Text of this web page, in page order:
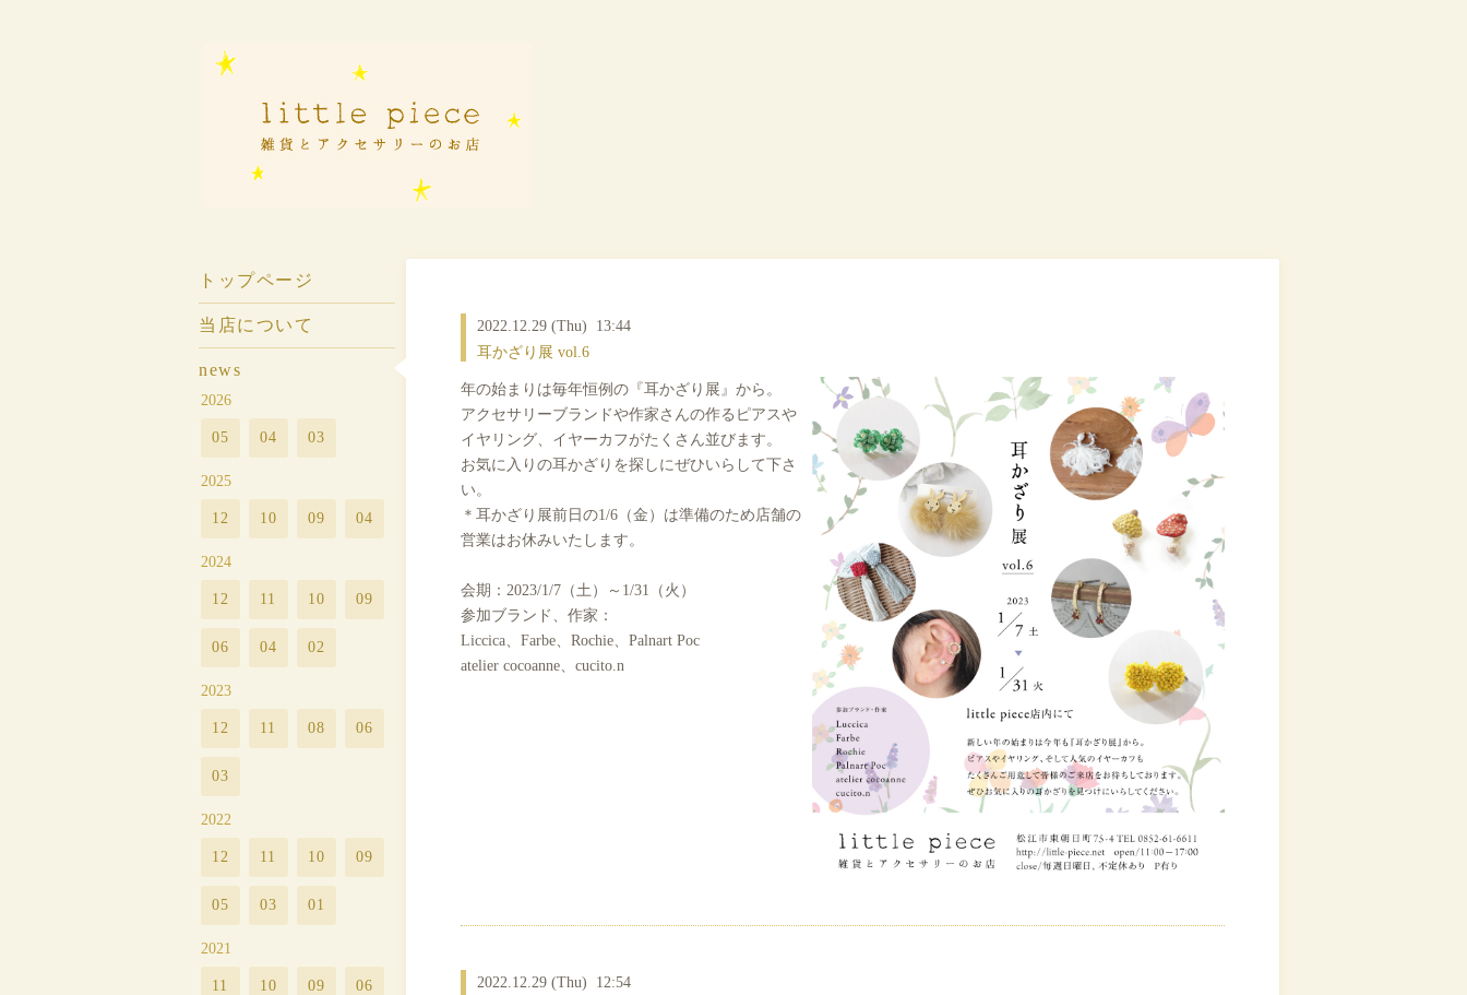
2022.12.29 (Thu) 13:44
耳かざり展 vol.6
年の始まりは毎年恒例の『耳かざり展』から。
アクセサリーブランドや作家さんの作るピアスや
イヤリング、イヤーカフがたくさん並びます。
お気に入りの耳かざりを探しにぜひいらして下さ
い。
＊耳かざり展前日の1/6（金）は準備のため店舗の
営業はお休みいたします。
会期：2023/1/7（土）～1/31（火）
参加ブランド、作家：
Liccica、Farbe、Rochie、Palnart Poc
atelier cocoanne、cucito.n
2022.12.29 (Thu) 12:54
トップページ
当店について
news
2026
05 04 03
2025
12 10 09 04
2024
12 11 10 09
06 04 02
2023
12 11 08 06
03
2022
12 11 10 09
05 03 01
2021
11 10 09 06